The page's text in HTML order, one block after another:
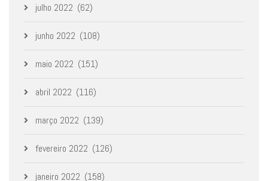
julho 2022 (62)
junho 2022 (108)
maio 2022 (151)
abril 2022 (116)
março 2022 (139)
fevereiro 2022 (126)
janeiro 2022 (158)